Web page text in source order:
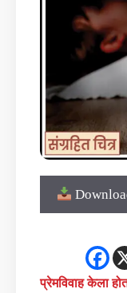
प्रेमविवाह केला